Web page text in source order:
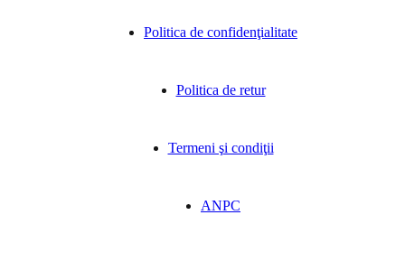
Politica de confidenţialitate
Politica de retur
Termeni şi condiţii
ANPC